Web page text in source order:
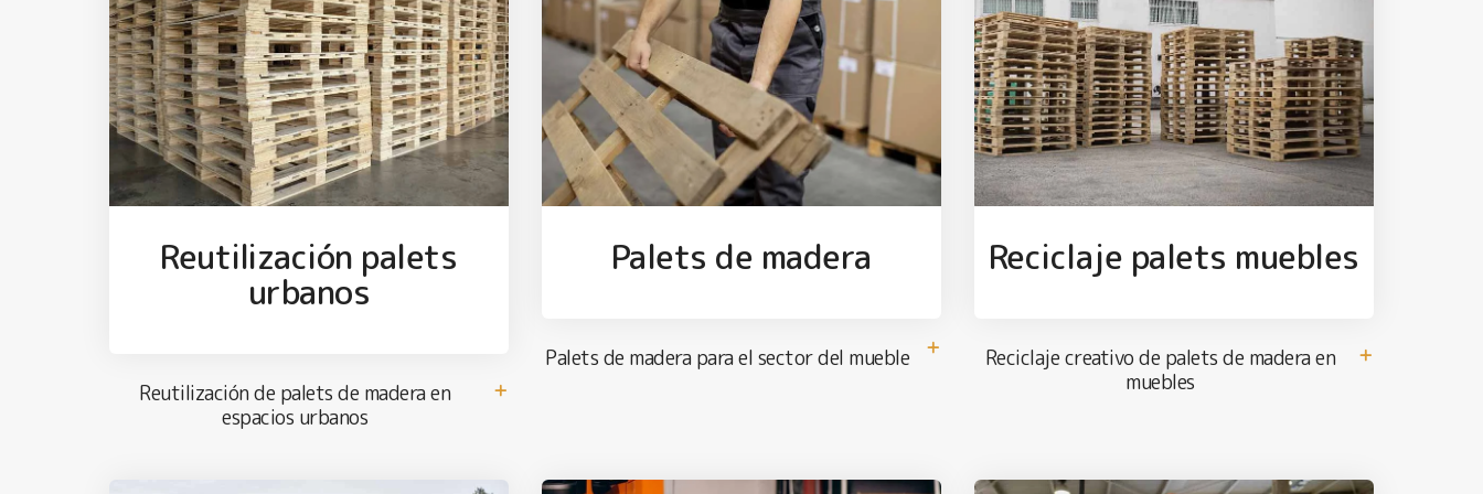
Reutilización palets
urbanos
Reutilización de palets de madera en
espacios urbanos
Palets de madera
Palets de madera para el sector del mueble
Reciclaje palets muebles
Reciclaje creativo de palets de madera en
muebles